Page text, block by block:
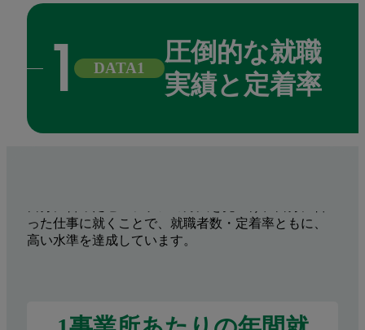
DATA1
圧倒的な就職
実績と定着率
った仕事に就くことで、就職者数・定着率ともに、
高い水準を達成しています。